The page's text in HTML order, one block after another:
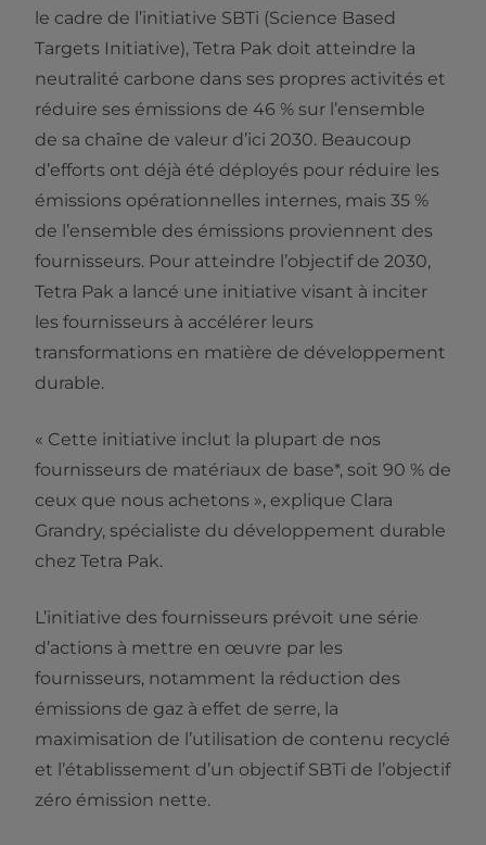
le cadre de l’initiative SBTi (Science Based
Targets Initiative), Tetra Pak doit atteindre la
neutralité carbone dans ses propres activités et
réduire ses émissions de 46 % sur l’ensemble
de sa chaîne de valeur d’ici 2030. Beaucoup
d’efforts ont déjà été déployés pour réduire les
émissions opérationnelles internes, mais 35 %
de l’ensemble des émissions proviennent des
fournisseurs. Pour atteindre l’objectif de 2030,
Tetra Pak a lancé une initiative visant à inciter
les fournisseurs à accélérer leurs
transformations en matière de développement
durable.
« Cette initiative inclut la plupart de nos
fournisseurs de matériaux de base*, soit 90 % de
ceux que nous achetons », explique Clara
Grandry, spécialiste du développement durable
chez Tetra Pak.
L’initiative des fournisseurs prévoit une série
d’actions à mettre en œuvre par les
fournisseurs, notamment la réduction des
émissions de gaz à effet de serre, la
maximisation de l’utilisation de contenu recyclé
et l’établissement d’un objectif SBTi de l’objectif
zéro émission nette.